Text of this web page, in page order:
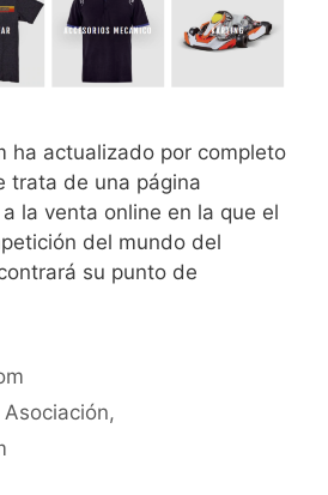
ha actualizado por completo
trata de una página
la venta online en la que el
del mundo del
su punto de
Asociación,